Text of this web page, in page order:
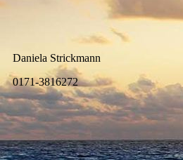
Daniela Strickmann
0171-3816272